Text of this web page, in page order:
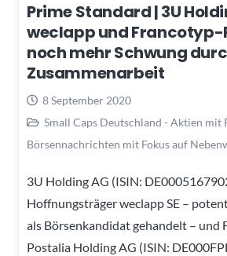
Prime Standard | 3U
weclapp und Francotyp-
noch mehr Schwung
Zusammenarbeit
8 September 2020
Small Caps Deutschland - Aktien mit
Börsennachrichten mit Fokus auf
3U Holding AG (ISIN:
Hoffnungsträger weclapp SE –
als Börsenkandidat gehandelt – und
Postalia Holding AG (ISIN: